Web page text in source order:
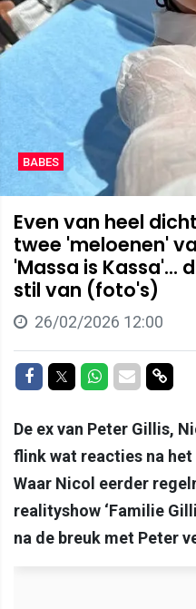
BABES
Even van heel
twee 'meloenen'
'Massa is Kassa'...
stil van (foto's)
26/02/2026 12:00
Delen op Facebook
Delen op Twitter
Delen op
Delen
De ex van Peter Gillis,
flink wat reacties na
Waar Nicol eerder
realityshow ‘Familie
na de breuk met Peter